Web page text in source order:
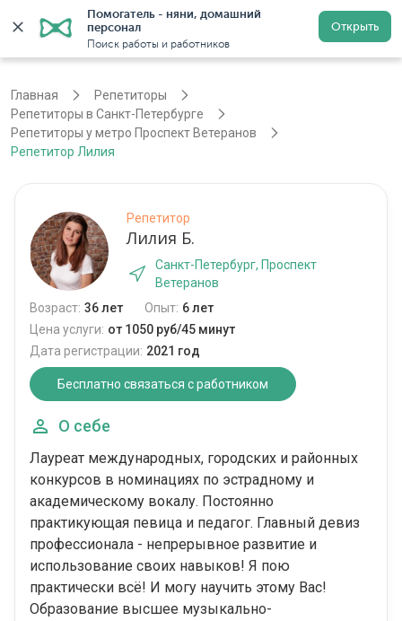
Помогатель - няни, домашний
персонал
Поиск работы и работников
Открыть
Санкт-Петербург Регистрация
Главная
Репетиторы
Репетиторы в Санкт-Петербурге
Репетиторы у метро Проспект Ветеранов
Репетитор Лилия
Репетитор
Лилия Б.
Санкт-Петербург, Проспект
Ветеранов
Возраст: 36 лет Опыт: 6 лет
Цена услуги: от 1050 руб/45 минут
Дата регистрации: 2021 год
Бесплатно связаться с работником
О себе
Лауреат международных, городских и районных
конкурсов в номинациях по эстрадному и
академическому вокалу. Постоянно
практикующая певица и педагог. Главный девиз
профессионала - непрерывное развитие и
использование своих навыков! Я пою
практически всё! И могу научить этому Вас!
Образование высшее музыкально-